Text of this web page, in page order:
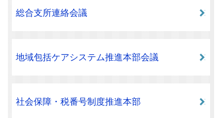
総合支所連絡会議
地域包括ケアシステム推進本部会議
社会保障・税番号制度推進本部